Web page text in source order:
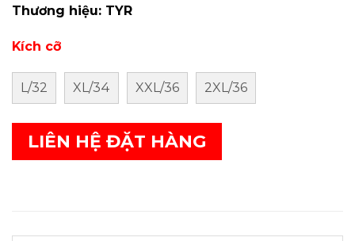
Thương hiệu: TYR
Kích cỡ
L/32 XL/34 XXL/36 2XL/36
LIÊN HỆ ĐẶT HÀNG